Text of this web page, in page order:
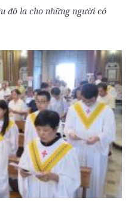
đô la cho những người có